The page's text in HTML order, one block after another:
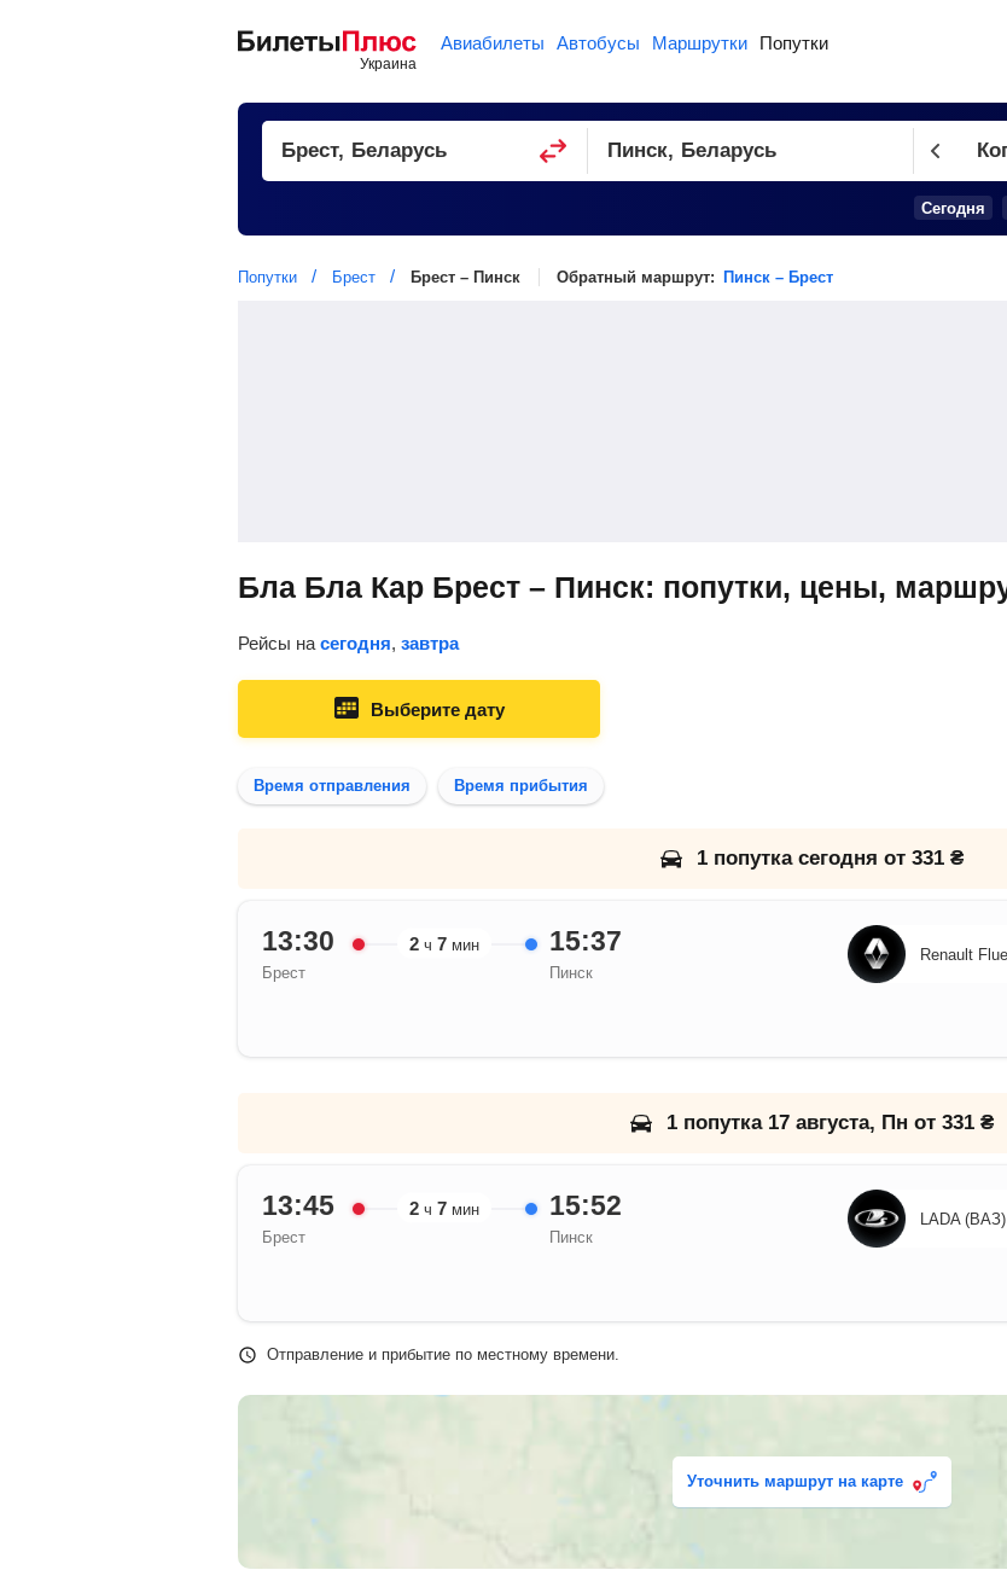
Авиабилеты Автобусы Маршрутки Попутки
Сегодня
Попутки Брест Брест – Пинск Обратный маршрут: Пинск – Брест
Бла Бла Кар Брест – Пинск: попутки, цены,
Рейсы на сегодня, завтра
Выберите дату
Время отправления Время прибытия
1 попутка сегодня от 331 ₴
13:30
Брест
2 ч 7 мин 15:37
Пинск
Renault
1 попутка 17 августа, Пн от 331 ₴
13:45
Брест
2 ч 7 мин 15:52
Пинск
LADA
Отправление и прибытие по местному времени.
Уточнить маршрут на карте